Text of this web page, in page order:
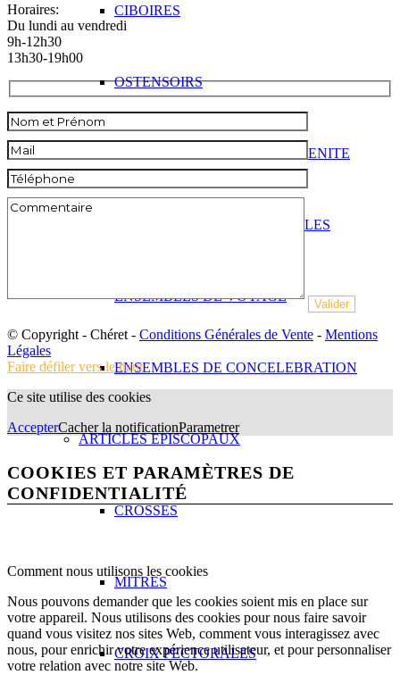
CIBOIRES
OSTENSOIRS
ENCENSOIRS, SEAUX EAU BENITE
BURETTES, AIGUIERES, HUILES
ENSEMBLES DE VOYAGE
ENSEMBLES DE CONCELEBRATION
ARTICLES EPISCOPAUX
CROSSES
MITRES
CROIX PECTORALES
Horaires:
Du lundi au vendredi
9h-12h30
13h30-19h00
© Copyright - Chéret - Conditions Générales de Vente - Mentions
Légales
Faire défiler vers le haut
Ce site utilise des cookies
AccepterCacher la notificationParametrer
COOKIES ET PARAMÈTRES DE
CONFIDENTIALITÉ
Comment nous utilisons les cookies
Nous pouvons demander que les cookies soient mis en place sur
votre appareil. Nous utilisons des cookies pour nous faire savoir
quand vous visitez nos sites Web, comment vous interagissez avec
nous, pour enrichir votre expérience utilisateur, et pour personnaliser
votre relation avec notre site Web.